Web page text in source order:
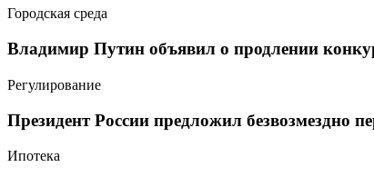
Городская среда
Владимир Путин объявил о продлении
Регулирование
Президент России предложил безвозмездно
Ипотека